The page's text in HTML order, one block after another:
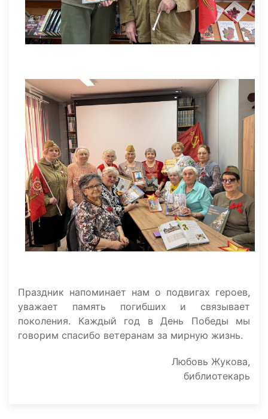
Праздник напоминает нам о подвигах героев,
уважает память погибших и связывает
поколения. Каждый год в День Победы мы
говорим спасибо ветеранам за мирную жизнь.
Любовь Жукова,
библиотекарь